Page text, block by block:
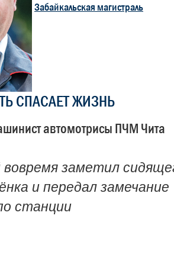
Забайкальская магистраль
СПАСАЕТ ЖИЗНЬ
автомотрисы ПЧМ Чита
заметил
и передал замечание
станции